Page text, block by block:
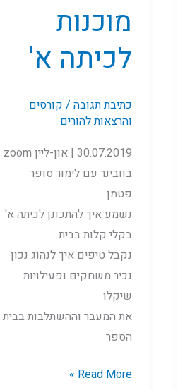
מוכנות
לכיתה א'
כתיבת תגובה / קורסים
והרצאות להורים
30.07.2019 | און-ליין zoom
בוובינר עם לימור סופר
פטמן
נשמע איך להתכונן לכיתה א'
בקלי קלות בבית
נקבל טיפים איך לנהוג נכון
נכיר משחקים ופעילויות
שיקלו
את המעבר וההשתלבות בבית
הספר
Read More »